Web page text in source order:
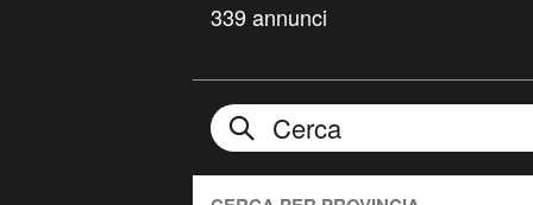
339 annunci